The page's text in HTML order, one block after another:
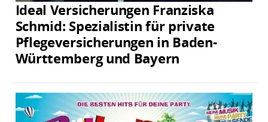
Ideal Versicherungen Franziska
Schmid: Spezialistin für private
Pflegeversicherungen in Baden-
Württemberg und Bayern